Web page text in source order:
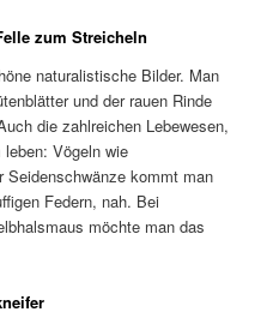
zum Streicheln
naturalistische Bilder. Man
und der rauen Rinde
die zahlreichen Lebewesen,
Vögeln wie
Seidenschwänze kommt man
Federn, nah. Bei
möchte man das